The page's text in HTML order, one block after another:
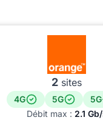
2 sites
4G 5G
Débit max : 2.1